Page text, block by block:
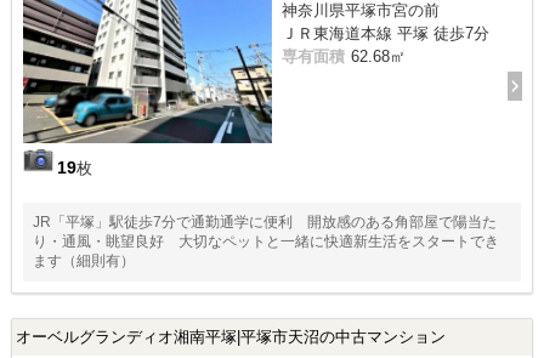
19枚
神奈川県平塚市宮の前
ＪＲ東海道本線 平塚 徒歩7分
専有面積 62.68㎡
JR「平塚」駅徒歩7分で通勤通学に便利 開放感のある角部屋で陽当た
り・通風・眺望良好 大切なペットと一緒に快適新生活をスタートでき
ます（細則有）
オーベルグランディオ湘南平塚|平塚市天沼の中古マンション